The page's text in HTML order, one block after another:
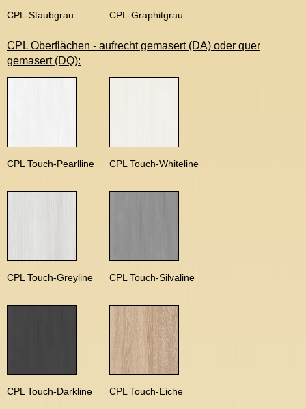
CPL-Staubgrau CPL-Graphitgrau
CPL Oberflächen - aufrecht gemasert (DA) oder quer
gemasert (DQ):
CPL Touch-Pearlline CPL Touch-Whiteline
CPL Touch-Greyline CPL Touch-Silvaline
CPL Touch-Darkline CPL Touch-Eiche